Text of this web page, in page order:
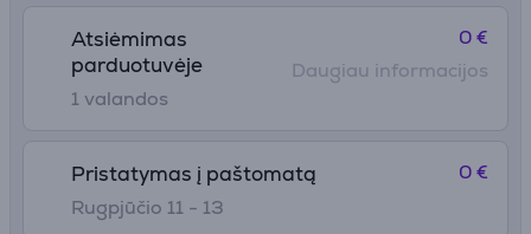
Atsiėmimas
parduotuvėje
1 valandos
0 €
Daugiau informacijos
Pristatymas į paštomatą
Rugpjūčio 11 - 13
0 €